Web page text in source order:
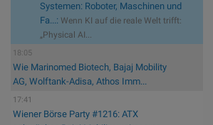
Systemen: Roboter, Maschinen und
Fa...: Wenn KI auf die reale Welt trifft:
„Physical AI...
18:05
Wie Marinomed Biotech, Bajaj Mobility
AG, Wolftank-Adisa, Athos Imm...
17:41
Wiener Börse Party #1216: ATX